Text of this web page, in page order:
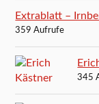
Extrablatt –
359 Aufrufe
345